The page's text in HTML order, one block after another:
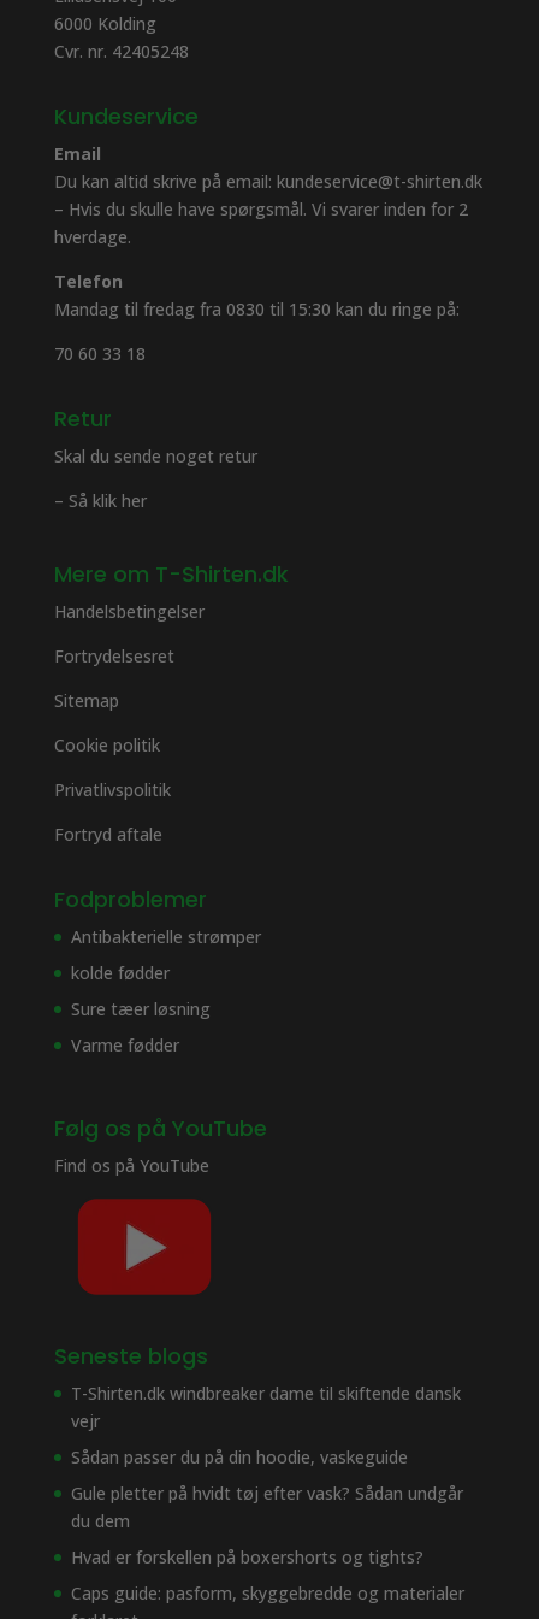
6000 Kolding
Cvr. nr. 42405248
Kundeservice
Email
Du kan altid skrive på email: kundeservice@t-shirten.dk
– Hvis du skulle have spørgsmål. Vi svarer inden for 2
hverdage.
Telefon
Mandag til fredag fra 0830 til 15:30 kan du ringe på:
70 60 33 18
Retur
Skal du sende noget retur
– Så klik her
Mere om T-Shirten.dk
Handelsbetingelser
Fortrydelsesret
Sitemap
Cookie politik
Privatlivspolitik
Fortryd aftale
Fodproblemer
Antibakterielle strømper
kolde fødder
Sure tæer løsning
Varme fødder
Følg os på YouTube
Find os på YouTube
Seneste blogs
T-Shirten.dk windbreaker dame til skiftende dansk
vejr
Sådan passer du på din hoodie, vaskeguide
Gule pletter på hvidt tøj efter vask? Sådan undgår
du dem
Hvad er forskellen på boxershorts og tights?
Caps guide: pasform, skyggebredde og materialer